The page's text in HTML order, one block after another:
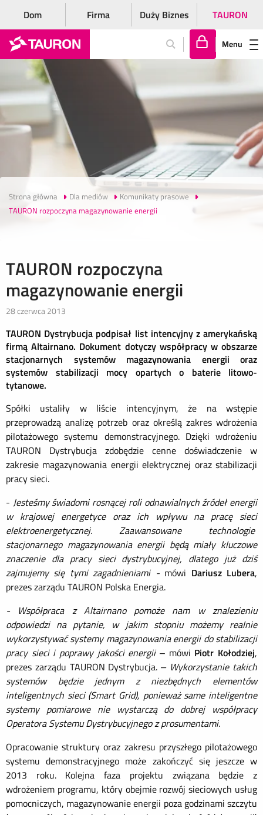
Dom Firma Duży Biznes TAURON
lo
gu
j
si
ę
Menu
Strona główna Dla mediów
Komunikaty prasowe
TAURON rozpoczyna magazynowanie energii
TAURON rozpoczyna
magazynowanie energii
28 czerwca 2013
TAURON Dystrybucja podpisał list intencyjny z amerykańską
firmą Altairnano. Dokument dotyczy współpracy w obszarze
stacjonarnych systemów magazynowania energii oraz
systemów stabilizacji mocy opartych o baterie litowo-
tytanowe.
Spółki ustaliły w liście intencyjnym, że na wstępie
przeprowadzą analizę potrzeb oraz określą zakres wdrożenia
pilotażowego systemu demonstracyjnego. Dzięki wdrożeniu
TAURON Dystrybucja zdobędzie cenne doświadczenie w
zakresie magazynowania energii elektrycznej oraz stabilizacji
pracy sieci.
- Jesteśmy świadomi rosnącej roli odnawialnych źródeł energii
w krajowej energetyce oraz ich wpływu na pracę sieci
elektroenergetycznej. Zaawansowane technologie
stacjonarnego magazynowania energii będą miały kluczowe
znaczenie dla pracy sieci dystrybucyjnej, dlatego już dziś
zajmujemy się tymi zagadnieniami - mówi Dariusz Lubera,
prezes zarządu TAURON Polska Energia.
- Współpraca z Altairnano pomoże nam w znalezieniu
odpowiedzi na pytanie, w jakim stopniu możemy realnie
wykorzystywać systemy magazynowania energii do stabilizacji
pracy sieci i poprawy jakości energii– mówi Piotr Kołodziej,
prezes zarządu TAURON Dystrybucja.– Wykorzystanie takich
systemów będzie jednym z niezbędnych elementów
inteligentnych sieci (Smart Grid), ponieważ same inteligentne
systemy pomiarowe nie wystarczą do dobrej współpracy
Operatora Systemu Dystrybucyjnego z prosumentami.
Opracowanie struktury oraz zakresu przyszłego pilotażowego
systemu demonstracyjnego może zakończyć się jeszcze w
2013 roku. Kolejna faza projektu związana będzie z
wdrożeniem programu, który obejmie rozwój sieciowych usług
pomocniczych, magazynowanie energii poza godzinami szczytu